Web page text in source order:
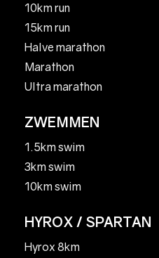
10km run
15km run
Halve marathon
Marathon
Ultra marathon
ZWEMMEN
1.5km swim
3km swim
10km swim
HYROX / SPARTAN
Hyrox 8km